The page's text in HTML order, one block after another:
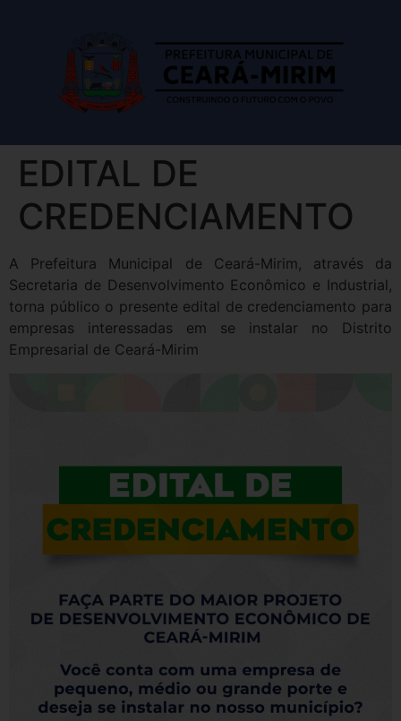
EDITAL DE
CREDENCIAMENTO
A Prefeitura Municipal de Ceará-Mirim, através da
Secretaria de Desenvolvimento Econômico e Industrial,
torna público o presente edital de credenciamento para
empresas interessadas em se instalar no Distrito
Empresarial de Ceará-Mirim